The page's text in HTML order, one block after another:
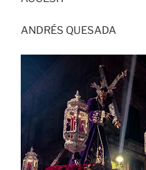
ANDRÉS QUESADA